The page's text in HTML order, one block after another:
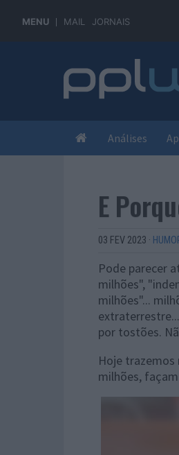
MENU MAIL JORNAIS
Análises
E
03 FEV 2023 ·
Pode parecer
milhões",
milhões"...
por tostões.
Hoje trazemos
milhões,